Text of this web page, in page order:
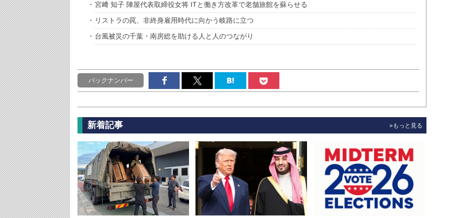
宮﨑 知子 陣屋代表取締役女将 ITと働き方改革で老舗旅館を蘇らせる
リストラの罠、非終身雇用時代に向かう岐路に立つ
台風被災の千葉・南房総を助ける人と人のつながり
バックナンバー
新着記事 »もっと見る